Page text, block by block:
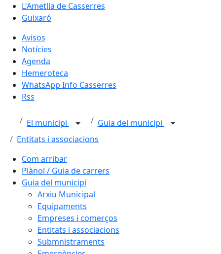
L'Ametlla de Casserres
Guixaró
Avisos
Notícies
Agenda
Hemeroteca
WhatsApp Info Casserres
Rss
El municipi
Guia del municipi
Entitats i associacions
Com arribar
Plànol / Guia de carrers
Guia del municipi
Arxiu Municipal
Equipaments
Empreses i comerços
Entitats i associacions
Submnistraments